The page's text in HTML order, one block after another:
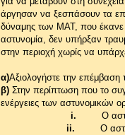
άργησαν να ξεσπάσουν τα
δύναμης των ΜΑΤ, που έκανε
αστυνομία, δεν υπήρξαν
στην περιοχή χωρίς να
α)Αξιολογήστε την επέμβαση
β) Στην περίπτωση που το
ενέργειες των αστυνομικών
i.
Ο
ii.
Ο